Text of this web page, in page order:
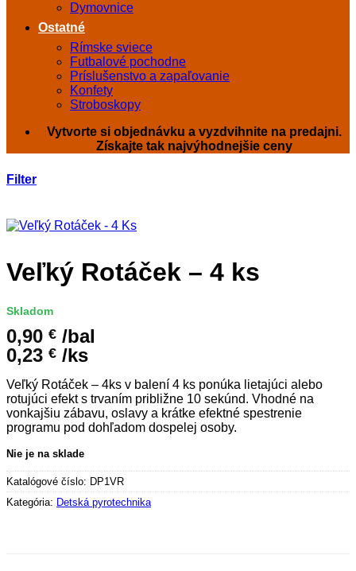
Dymovnice
Ostatné
Rímske sviece
Futbalové pochodne
Príslušenstvo a zapaľovanie
Konfety
Stroboskopy
Vytvorte si objednávku a vyzdvihnite na predajni.
Získajte tak najvýhodnejšie ceny
Filter
Veľký Rotáček – 4 ks
Skladom
0,90 € /bal
0,23 € /ks
Veľký Rotáček – 4ks v balení 4 ks ponúka lietajúci alebo
rotujúci efekt s trvaním približne 10 sekúnd. Vhodné na
vonkajšiu zábavu, oslavy a krátke efektné spestrenie
programu pod dohľadom dospelej osoby.
Nie je na sklade
Katalógové číslo: DP1VR
Kategória: Detská pyrotechnika